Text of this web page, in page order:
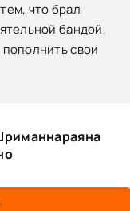
что брал
бандой,
свои